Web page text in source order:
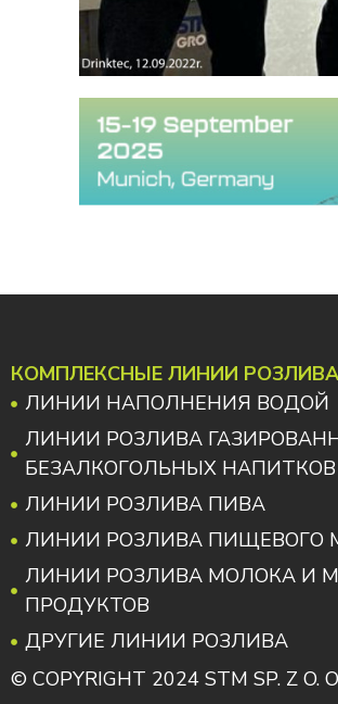
КОМПЛЕКСНЫЕ ЛИНИИ РОЗЛИВА
ЛИНИИ НАПОЛНЕНИЯ ВОДОЙ
ЛИНИИ РОЗЛИВА
БЕЗАЛКОГОЛЬНЫХ НАПИТКОВ
ЛИНИИ РОЗЛИВА ПИВА
ЛИНИИ РОЗЛИВА ПИЩЕВОГО
ЛИНИИ РОЗЛИВА МОЛОКА И
ПРОДУКТОВ
ДРУГИЕ ЛИНИИ РОЗЛИВА
© COPYRIGHT 2024 STM SP. Z O.